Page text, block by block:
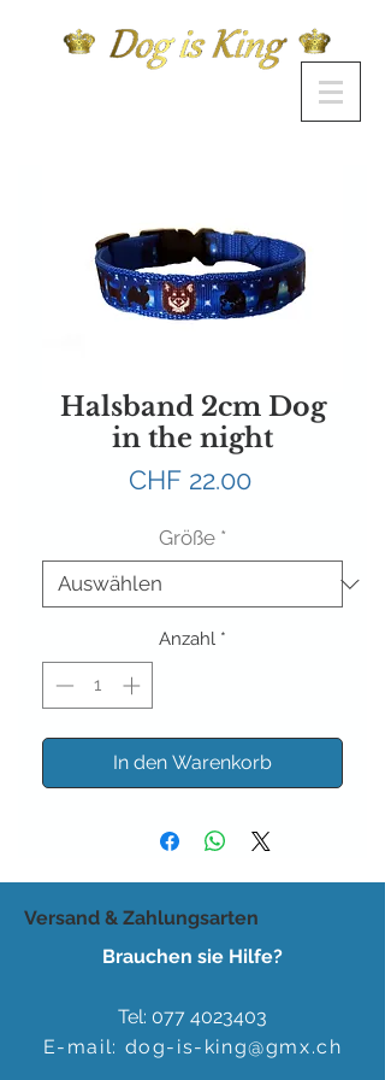
Halsband 2cm Dog
in the night
CHF 22.00Preis
Größe *
Anzahl *
In den Warenkorb
Versand & Zahlungsarten
Brauchen sie Hilfe?
Tel: 077 4023403
E-mail: dog-is-king@gmx.ch